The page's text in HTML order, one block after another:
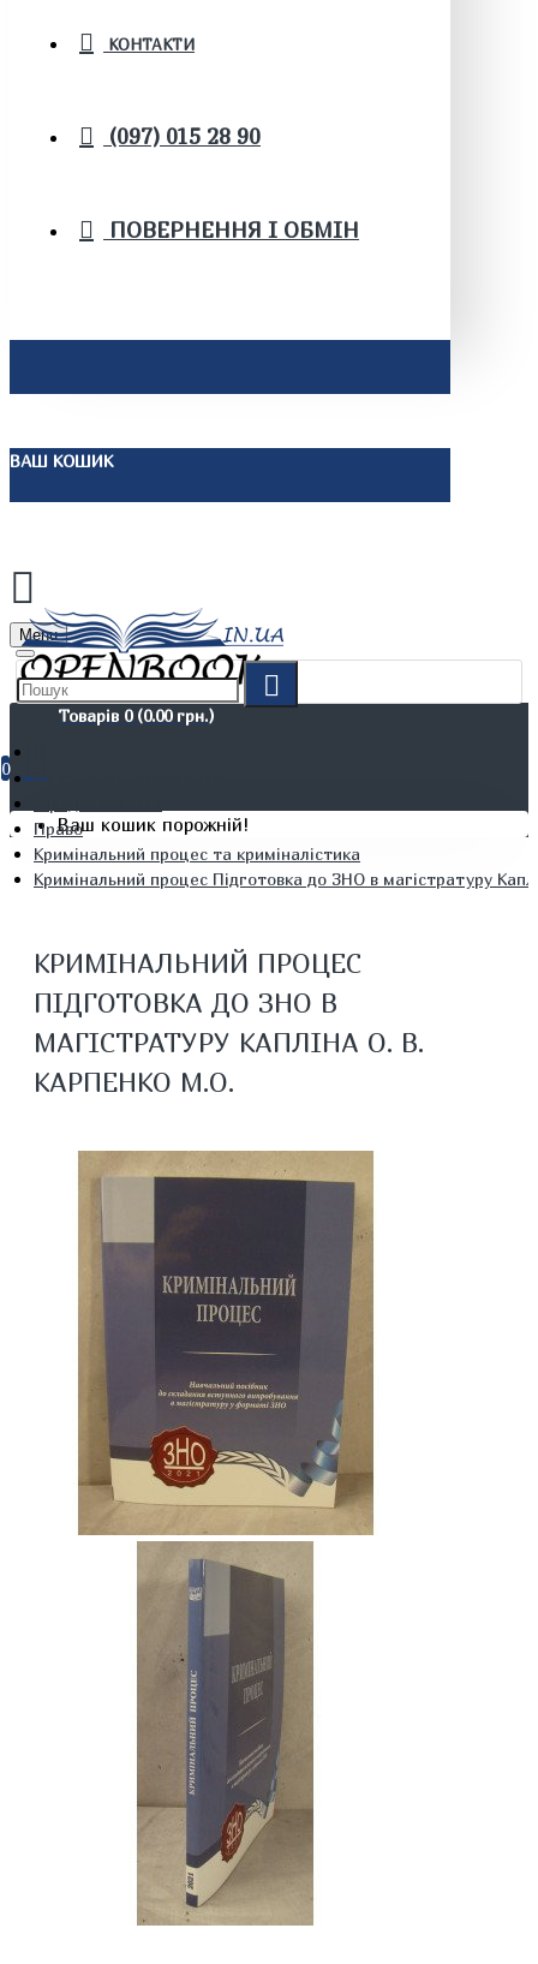
КОНТАКТИ
(097) 015 28 90
ПОВЕРНЕННЯ І ОБМІН
ВАШ КОШИК
Menu
Товарів 0 (0.00 грн.)
0
Ваш кошик порожній!
Не художня література
Право
Кримінальний процес та криміналістика
Кримінальний процес Підготовка до ЗНО в магістратуру
КРИМІНАЛЬНИЙ ПРОЦЕС
ПІДГОТОВКА ДО ЗНО В
МАГІСТРАТУРУ КАПЛІНА О. В.
КАРПЕНКО М.О.